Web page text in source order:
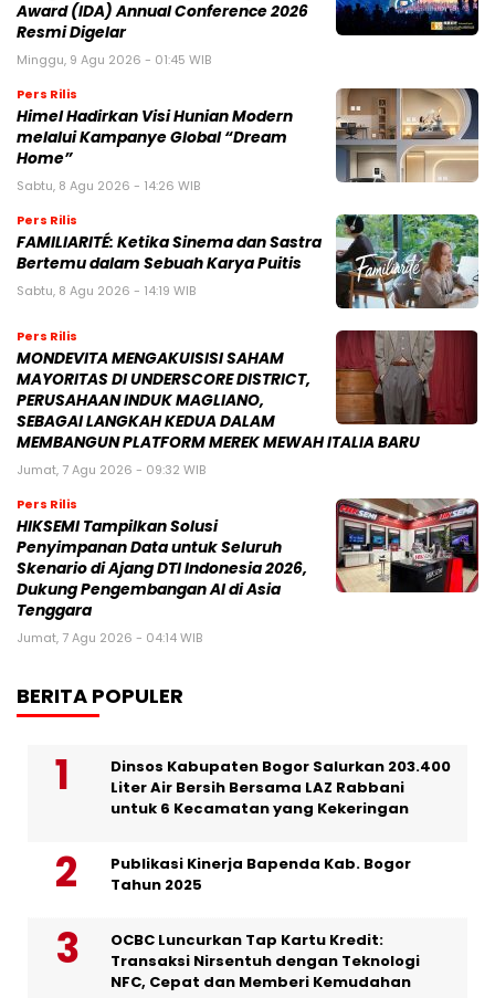
Award (IDA) Annual Conference 2026
Resmi Digelar
Minggu, 9 Agu 2026 - 01:45 WIB
Pers Rilis
Himel Hadirkan Visi Hunian Modern
melalui Kampanye Global “Dream
Home”
Sabtu, 8 Agu 2026 - 14:26 WIB
Pers Rilis
FAMILIARITÉ: Ketika Sinema dan Sastra
Bertemu dalam Sebuah Karya Puitis
Sabtu, 8 Agu 2026 - 14:19 WIB
Pers Rilis
MONDEVITA MENGAKUISISI SAHAM
MAYORITAS DI UNDERSCORE DISTRICT,
PERUSAHAAN INDUK MAGLIANO,
SEBAGAI LANGKAH KEDUA DALAM
MEMBANGUN PLATFORM MEREK MEWAH ITALIA BARU
Jumat, 7 Agu 2026 - 09:32 WIB
Pers Rilis
HIKSEMI Tampilkan Solusi
Penyimpanan Data untuk Seluruh
Skenario di Ajang DTI Indonesia 2026,
Dukung Pengembangan AI di Asia
Tenggara
Jumat, 7 Agu 2026 - 04:14 WIB
BERITA POPULER
Dinsos Kabupaten Bogor Salurkan 203.400
Liter Air Bersih Bersama LAZ Rabbani
untuk 6 Kecamatan yang Kekeringan
Publikasi Kinerja Bapenda Kab. Bogor
Tahun 2025
OCBC Luncurkan Tap Kartu Kredit:
Transaksi Nirsentuh dengan Teknologi
NFC, Cepat dan Memberi Kemudahan